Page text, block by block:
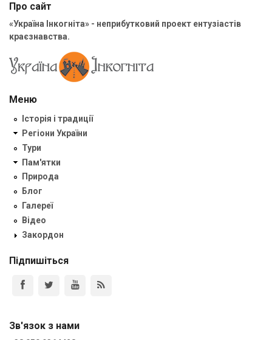
Про сайт
«Україна Інкогніта» - неприбутковий проект ентузіастів
краєзнавства.
Меню
Історія і традиції
Регіони України
Тури
Пам'ятки
Природа
Блог
Галереї
Відео
Закордон
Підпишіться
Зв'язок з нами